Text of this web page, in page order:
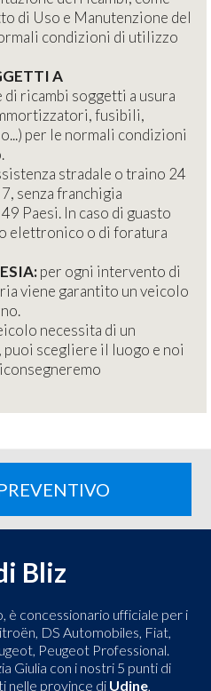
di Uso e Manutenzione del
condizioni di utilizzo
A
ricambi soggetti a usura
fusibili,
per le normali condizioni
stradale o traino 24
senza franchigia
Paesi. In caso di guasto
elettronico o di foratura
per ogni intervento di
viene garantito un veicolo
necessita di un
scegliere il luogo e noi
Bliz
è concessionario ufficiale per i
DS Automobiles, Fiat,
Peugeot Professional.
Giulia con i nostri 5 punti di
nelle province di Udine